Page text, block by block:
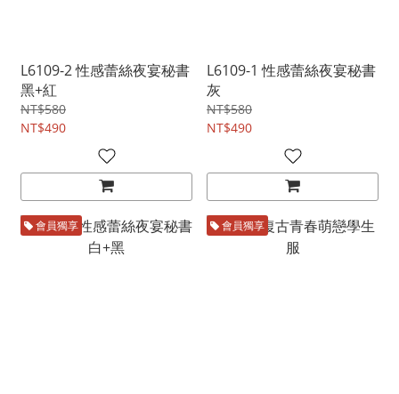
L6109-2 性感蕾絲夜宴秘書
黑+紅
NT$580
NT$490
L6109-1 性感蕾絲夜宴秘書
灰
NT$580
NT$490
會員獨享 會員獨享